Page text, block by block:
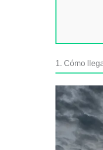
1. Cómo